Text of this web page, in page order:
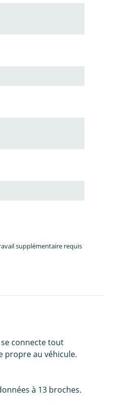
supplémentaire requis
se connecte tout
propre au véhicule.
à 13 broches.